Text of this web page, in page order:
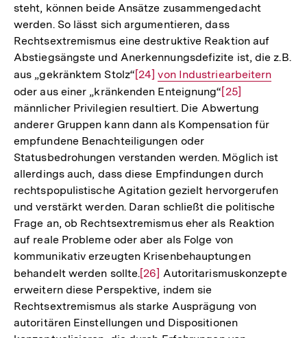
der
steht, können beide Ansätze zusammengedacht
werden. So lässt sich argumentieren, dass
Rechtsextremismus eine destruktive Reaktion auf
Abstiegsängste und Anerkennungsdefizite ist, die z.B.
aus „gekränktem Stolz“Zur
Auflösung
der
Fußnote
[24] Interner
Link:
von Industriearbeitern
oder aus einer „kränkenden Enteignung“Zur
Auflösung
der
[25]
männlicher Privilegien resultiert. Die Abwertung
anderer Gruppen kann dann als Kompensation für
empfundene Benachteiligungen oder
Statusbedrohungen verstanden werden. Möglich ist
allerdings auch, dass diese Empfindungen durch
rechtspopulistische Agitation gezielt hervorgerufen
und verstärkt werden. Daran schließt die politische
Frage an, ob Rechtsextremismus eher als Reaktion
auf reale Probleme oder aber als Folge von
kommunikativ erzeugten Krisenbehauptungen
behandelt werden sollte.Zur
Auflösung
der
Fußnote
[26] Autoritarismuskonzepte
erweitern diese Perspektive, indem sie
Rechtsextremismus als starke Ausprägung von
autoritären Einstellungen und Dispositionen